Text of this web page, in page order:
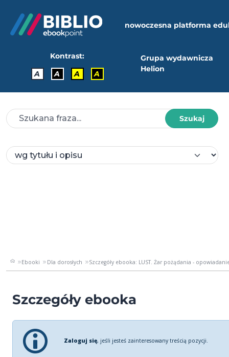
nowoczesna platforma
Kontrast:
A
A A A
Grupa wydawnicza
Helion
Szukaj
Ebooki Dla dorosłych Szczegóły ebooka: LUST. Żar pożądania -
Szczegóły ebooka
Zaloguj się, jeśli jesteś zainteresowany treścią pozycji.